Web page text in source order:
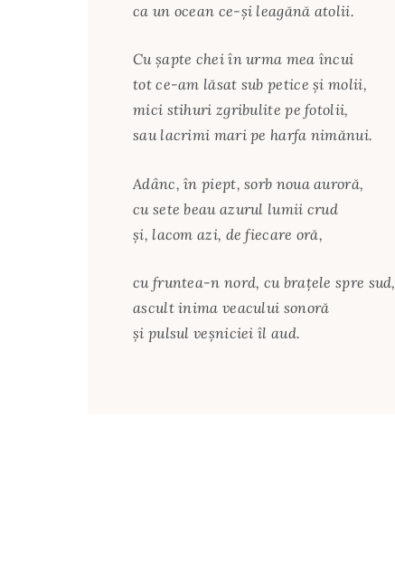
ca un ocean ce-și leagănă atolii.
Cu șapte chei în urma mea încui
tot ce-am lăsat sub petice și molii,
mici stihuri zgribulite pe fotolii,
sau lacrimi mari pe harfa nimănui.
Adânc, în piept, sorb noua auroră,
cu sete beau azurul lumii crud
și, lacom azi, de fiecare oră,
cu fruntea-n nord, cu brațele spre sud,
ascult inima veacului sonoră
și pulsul veșniciei îl aud.